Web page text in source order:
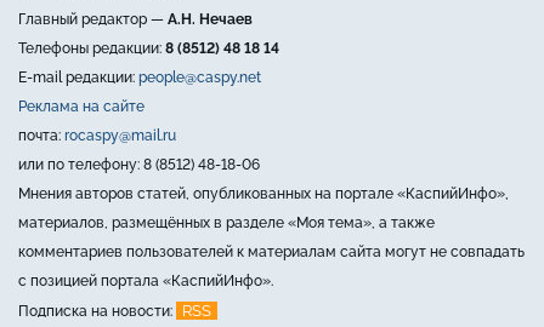
Главный редактор — А.Н. Нечаев
Телефоны редакции: 8 (8512) 48 18 14
E-mail редакции: people@caspy.net
Реклама на сайте
почта: rocaspy@mail.ru
или по телефону: 8 (8512) 48-18-06
Мнения авторов статей, опубликованных на портале «КаспийИнфо»,
материалов, размещённых в разделе «Моя тема», а также
комментариев пользователей к материалам сайта могут не совпадать
с позицией портала «КаспийИнфо».
Подписка на новости:
RSS